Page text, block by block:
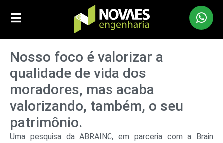
Nosso foco é valorizar a
qualidade de vida dos
moradores, mas acaba
valorizando, também, o seu
patrimônio.
Uma pesquisa da ABRAINC, em parceria com a Brain